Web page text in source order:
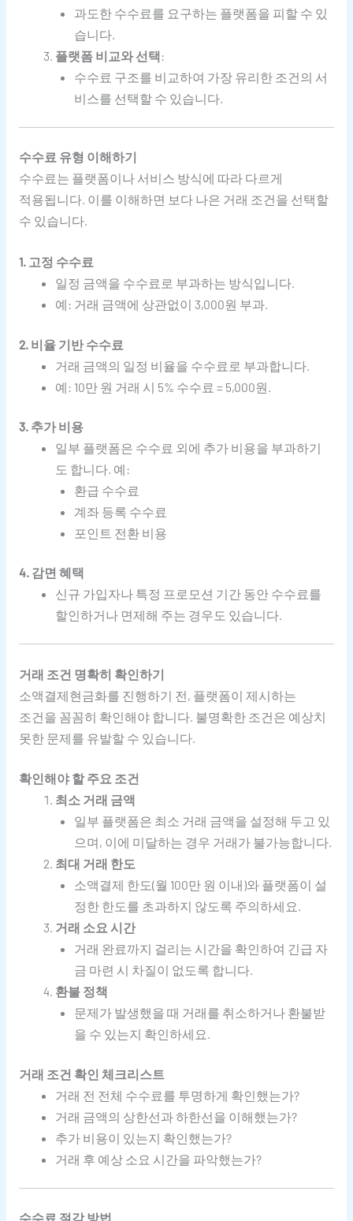
과도한 수수료를 요구하는 플랫폼을 피할 수 있
습니다.
플랫폼 비교와 선택:
수수료 구조를 비교하여 가장 유리한 조건의 서
비스를 선택할 수 있습니다.
수수료 유형 이해하기
수수료는 플랫폼이나 서비스 방식에 따라 다르게
적용됩니다. 이를 이해하면 보다 나은 거래 조건을 선택할
수 있습니다.
1. 고정 수수료
일정 금액을 수수료로 부과하는 방식입니다.
예: 거래 금액에 상관없이 3,000원 부과.
2. 비율 기반 수수료
거래 금액의 일정 비율을 수수료로 부과합니다.
예: 10만 원 거래 시 5% 수수료 = 5,000원.
3. 추가 비용
일부 플랫폼은 수수료 외에 추가 비용을 부과하기
도 합니다. 예:
환급 수수료
계좌 등록 수수료
포인트 전환 비용
4. 감면 혜택
신규 가입자나 특정 프로모션 기간 동안 수수료를
할인하거나 면제해 주는 경우도 있습니다.
거래 조건 명확히 확인하기
소액결제현금화를 진행하기 전, 플랫폼이 제시하는
조건을 꼼꼼히 확인해야 합니다. 불명확한 조건은 예상치
못한 문제를 유발할 수 있습니다.
확인해야 할 주요 조건
최소 거래 금액
일부 플랫폼은 최소 거래 금액을 설정해 두고 있
으며, 이에 미달하는 경우 거래가 불가능합니다.
최대 거래 한도
소액결제 한도(월 100만 원 이내)와 플랫폼이 설
정한 한도를 초과하지 않도록 주의하세요.
거래 소요 시간
거래 완료까지 걸리는 시간을 확인하여 긴급 자
금 마련 시 차질이 없도록 합니다.
환불 정책
문제가 발생했을 때 거래를 취소하거나 환불받
을 수 있는지 확인하세요.
거래 조건 확인 체크리스트
거래 전 전체 수수료를 투명하게 확인했는가?
거래 금액의 상한선과 하한선을 이해했는가?
추가 비용이 있는지 확인했는가?
거래 후 예상 소요 시간을 파악했는가?
수수료 절감 방법